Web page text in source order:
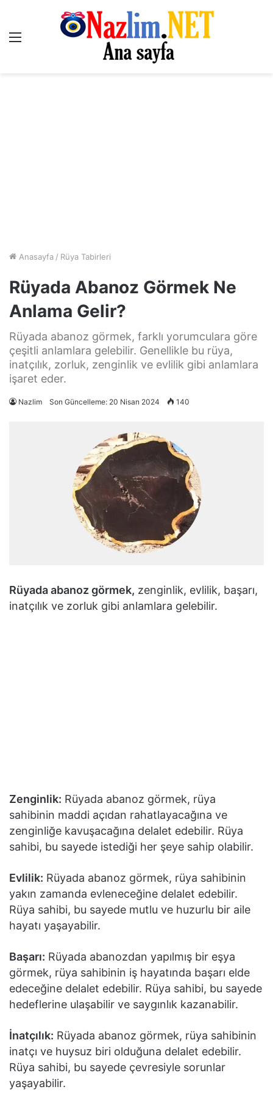
Menü
Anasayfa / Rüya Tabirleri
Rüyada Abanoz Görmek Ne
Anlama Gelir?
Rüyada abanoz görmek, farklı yorumculara göre
çeşitli anlamlara gelebilir. Genellikle bu rüya,
inatçılık, zorluk, zenginlik ve evlilik gibi anlamlara
işaret eder.
Nazlim Son Güncelleme: 20 Nisan 2024 140
Rüyada abanoz görmek, zenginlik, evlilik, başarı,
inatçılık ve zorluk gibi anlamlara gelebilir.
Zenginlik: Rüyada abanoz görmek, rüya
sahibinin maddi açıdan rahatlayacağına ve
zenginliğe kavuşacağına delalet edebilir. Rüya
sahibi, bu sayede istediği her şeye sahip olabilir.
Evlilik: Rüyada abanoz görmek, rüya sahibinin
yakın zamanda evleneceğine delalet edebilir.
Rüya sahibi, bu sayede mutlu ve huzurlu bir aile
hayatı yaşayabilir.
Başarı: Rüyada abanozdan yapılmış bir eşya
görmek, rüya sahibinin iş hayatında başarı elde
edeceğine delalet edebilir. Rüya sahibi, bu sayede
hedeflerine ulaşabilir ve saygınlık kazanabilir.
İnatçılık: Rüyada abanoz görmek, rüya sahibinin
inatçı ve huysuz biri olduğuna delalet edebilir.
Rüya sahibi, bu sayede çevresiyle sorunlar
yaşayabilir.